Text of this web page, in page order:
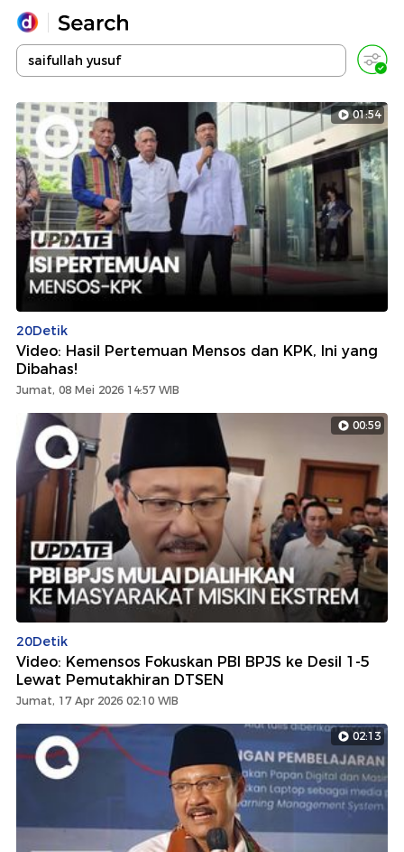
Yang sedang ramai dicari
Loading...
Promoted
Terakhir yang dicari
01:54
20Detik
Video: Hasil Pertemuan Mensos dan KPK, Ini yang
Dibahas!
Jumat, 08 Mei 2026 14:57 WIB
00:59
20Detik
Video: Kemensos Fokuskan PBI BPJS ke Desil 1-5
Lewat Pemutakhiran DTSEN
Jumat, 17 Apr 2026 02:10 WIB
02:13